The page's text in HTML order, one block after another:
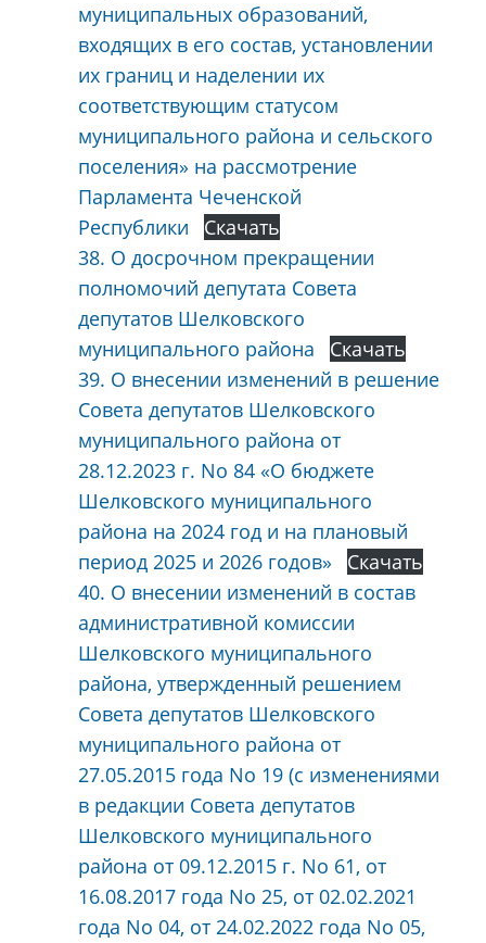
муниципальных образований,
входящих в его состав, установлении
их границ и наделении их
соответствующим статусом
муниципального района и сельского
поселения» на рассмотрение
Парламента Чеченской
Республики
Скачать
38. О досрочном прекращении
полномочий депутата Совета
депутатов Шелковского
муниципального района
Скачать
39. О внесении изменений в решение
Совета депутатов Шелковского
муниципального района от
28.12.2023 г. No 84 «О бюджете
Шелковского муниципального
района на 2024 год и на плановый
период 2025 и 2026 годов»
Скачать
40. О внесении изменений в состав
административной комиссии
Шелковского муниципального
района, утвержденный решением
Совета депутатов Шелковского
муниципального района от
27.05.2015 года No 19 (с изменениями
в редакции Совета депутатов
Шелковского муниципального
района от 09.12.2015 г. No 61, от
16.08.2017 года No 25, от 02.02.2021
года No 04, от 24.02.2022 года No 05,